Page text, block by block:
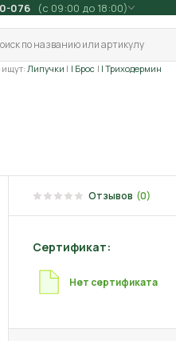
076 (с 09:00 до 18:00)
ищут: Липучки | Брос | Триходермин
Отзывов (0)
Сертификат:
Нет сертификата